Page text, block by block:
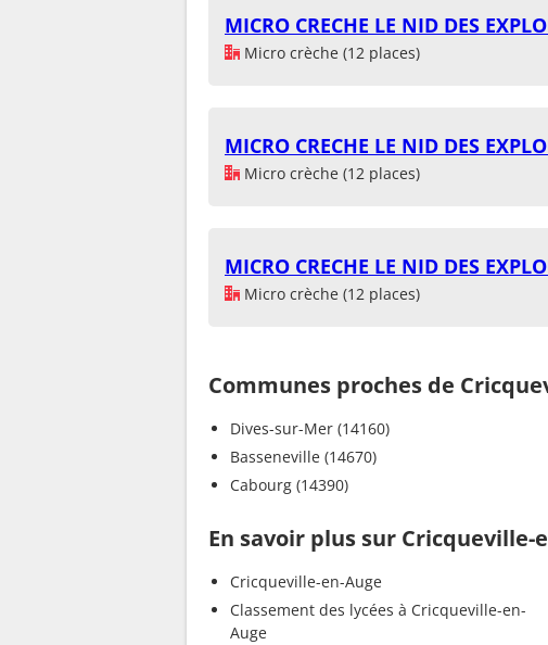
MICRO CRECHE LE NID DES
Micro crèche (12 places)
MICRO CRECHE LE NID DES
Micro crèche (12 places)
MICRO CRECHE LE NID DES
Micro crèche (12 places)
Communes proches de
Dives-sur-Mer (14160)
Basseneville (14670)
Cabourg (14390)
En savoir plus sur Cricqueville-
Cricqueville-en-Auge
Classement des lycées à Cricqueville-en-
Auge